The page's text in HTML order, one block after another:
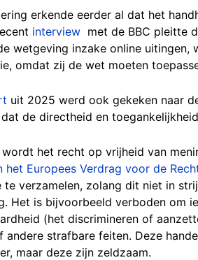
erkende eerder al dat het
interview met de BBC pleitte
wetgeving inzake online uitingen,
omdat zij de wet moeten
uit 2025 werd ook gekeken naar
de directheid en
wordt het recht op vrijheid van
het Europees Verdrag voor de
te verzamelen, zolang dit niet in
Het is bijvoorbeeld verboden om
(het discrimineren of
strafbare feiten. Deze
maar deze zijn zeldzaam.